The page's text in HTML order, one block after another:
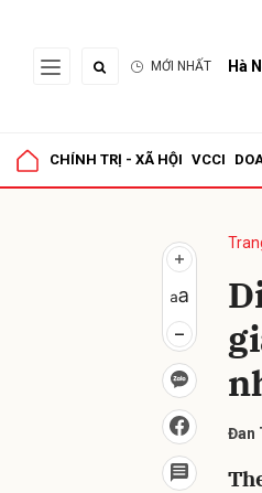
MỚI NHẤT Hà
CHÍNH TRỊ - XÃ HỘI VCCI
Đan